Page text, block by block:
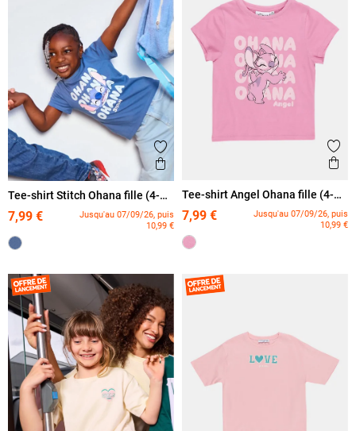
Ajouter aux favoris
Aperçu rapide
Tee-shirt Stitch Ohana fille (4-
7,99 €
Jusqu'au 07/09/26, puis
10,99 €
Tee-shirt Angel Ohana fille (4-
7,99 €
Jusqu'au 07/09/26, puis
10,99 €